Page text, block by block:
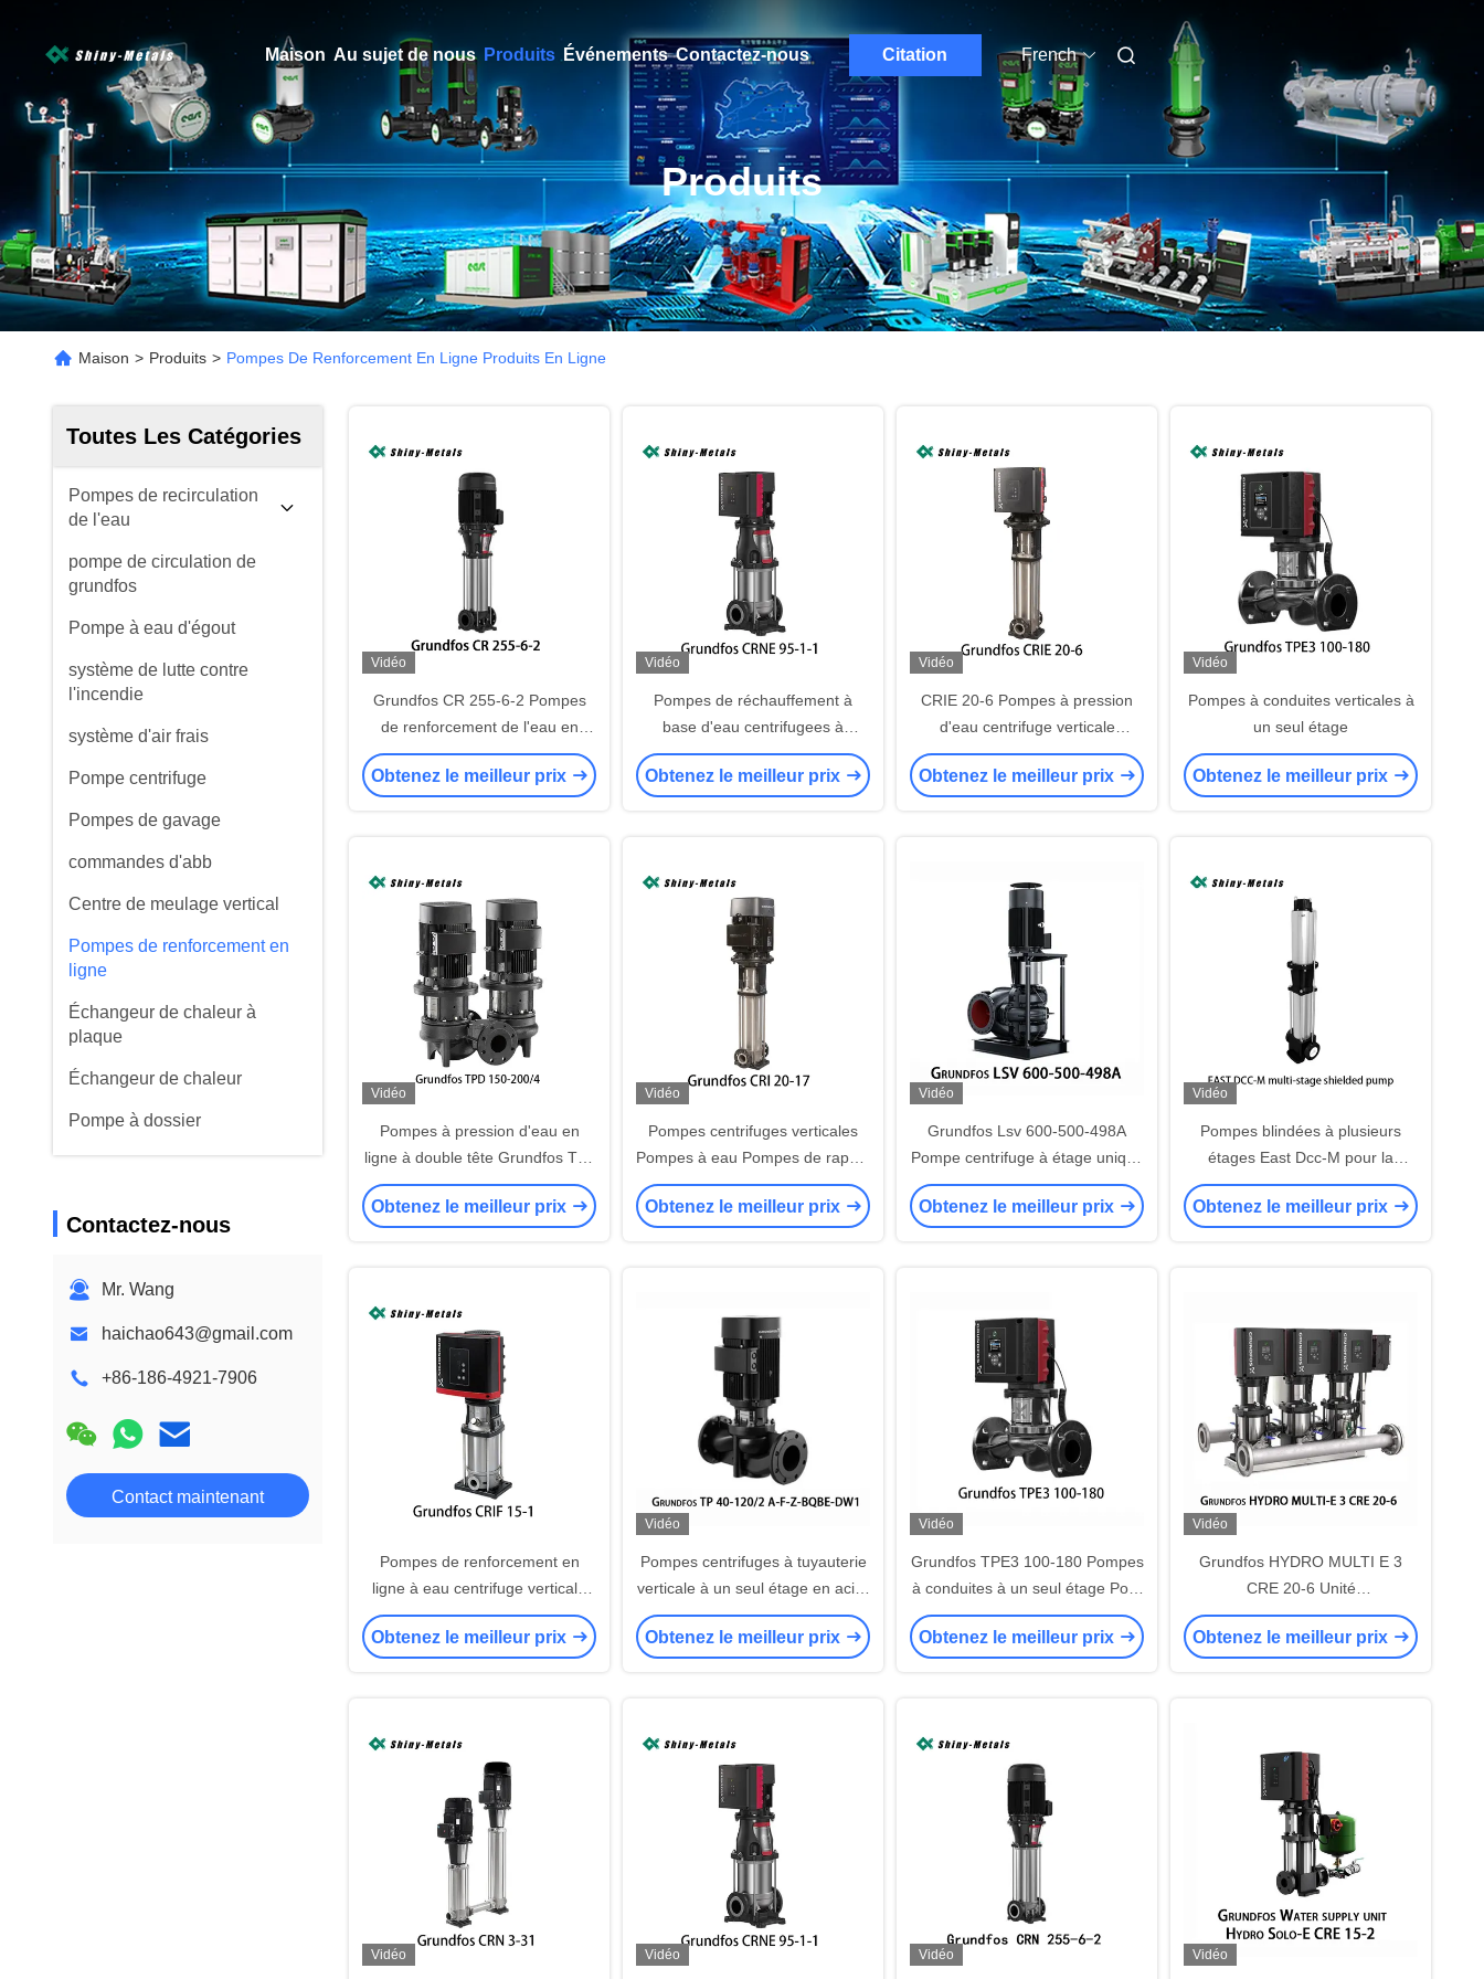
Maison Au sujet de nous Produits Événements Contactez-nous Citation French
Produits
Maison > Produits > Pompes De Renforcement En Ligne Produits En Ligne
Toutes Les Catégories
Pompes de recirculation
de l'eau
pompe de circulation de
grundfos
Pompe à eau d'égout
système de lutte contre
l'incendie
système d'air frais
Pompe centrifuge
Pompes de gavage
commandes d'abb
Centre de meulage vertical
Pompes de renforcement en
ligne
Échangeur de chaleur à
plaque
Échangeur de chaleur
Pompe à dossier
Contactez-nous
Mr. Wang
haichao643@gmail.com
+86-186-4921-7906
Contact maintenant
Vidéo
Grundfos CR 255-6-2 Pompes
de renforcement de l'eau en
ligne verticale à plusieurs étages
ODM
Obtenez le meilleur prix
Vidéo
Pompes de réchauffement à
base d'eau centrifugees à
plusieurs étages verticales
Obtenez le meilleur prix
Vidéo
CRIE 20-6 Pompes à pression
d'eau centrifuge verticale
Grundfos
Obtenez le meilleur prix
Vidéo
Pompes à conduites verticales à
un seul étage
Obtenez le meilleur prix
Vidéo
Pompes à pression d'eau en
ligne à double tête Grundfos Tpd
150-200/4
Obtenez le meilleur prix
Vidéo
Pompes centrifuges verticales
Pompes à eau Pompes de rappel
Grundfos CRI 20-17
Obtenez le meilleur prix
Vidéo
Grundfos Lsv 600-500-498A
Pompe centrifuge à étage unique
pour le dessalement de l'eau de
mer et le traitement de l'eau
Obtenez le meilleur prix
Vidéo
Pompes blindées à plusieurs
étages East Dcc-M pour la
pressurisation de bâtiments de
grande hauteur
Obtenez le meilleur prix
Pompes de renforcement en
ligne à eau centrifuge verticale
Grundfos CRIF 15-1
Obtenez le meilleur prix
Vidéo
Pompes centrifuges à tuyauterie
verticale à un seul étage en acier
inoxydable
Obtenez le meilleur prix
Vidéo
Grundfos TPE3 100-180 Pompes
à conduites à un seul étage Pour
le chauffage La climatisation Le
dessalement de l'eau de mer Le
Obtenez le meilleur prix
Vidéo
Grundfos HYDRO MULTI E 3
CRE 20-6 Unité
d'approvisionnement en eau
Unité de propulsion pour le
Obtenez le meilleur prix
Vidéo Vidéo Vidéo Vidéo